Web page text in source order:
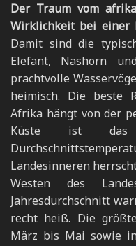
Der Traum vom
Wirklichkeit bei einer
Damit sind die
Elefant, Nashorn
prachtvolle
heimisch. Die beste
Afrika hängt von der
Küste ist
Landesinneren
Westen des
Jahresdurchschnitt
recht heiß. Die
März bis Mai sowie